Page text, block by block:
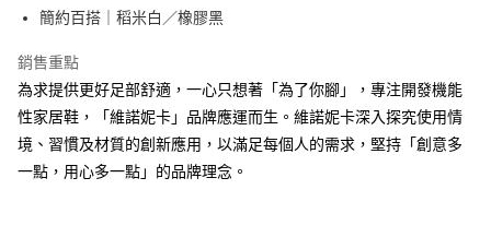
AFTEE先享後付
【關於「AFTEE先享後付」】
AFTEE先享後付是「在收到商品之後才付款」的支付方式。 讓您購物簡單
便利好安心！
１．簡單：不需註冊會員、不需綁卡、不需儲值。
２．便利：只要手機號碼，簡訊認證，即可結帳。
全家取貨付款
簡約百搭｜稻米白／橡膠黑
銷售重點
為求提供更好足部舒適，一心只想著「為了你腳」，專注開發機能
性家居鞋，「維諾妮卡」品牌應運而生。維諾妮卡深入探究使用情
境、習慣及材質的創新應用，以滿足每個人的需求，堅持「創意多
一點，用心多一點」的品牌理念。